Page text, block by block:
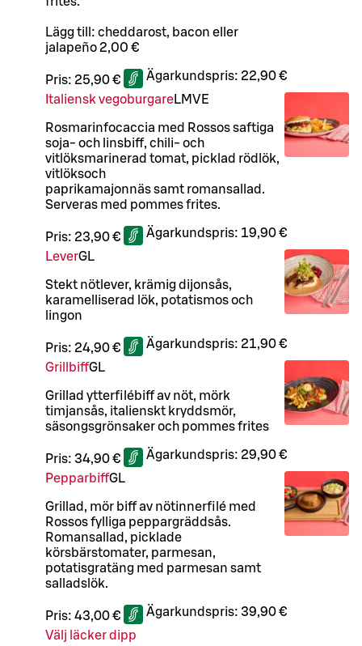
Lägg till: cheddarost, bacon eller
jalapeño 2,00 €
Pris: 25,90 € Ägarkundspris: 22,90 €
Italiensk vegoburgareLMVE
Rosmarinfocaccia med Rossos saftiga
soja- och linsbiff, chili- och
vitlöksmarinerad tomat, picklad rödlök,
vitlöksoch
paprikamajonnäs samt romansallad.
Serveras med pommes frites.
Pris: 23,90 € Ägarkundspris: 19,90 €
LeverGL
Stekt nötlever, krämig dijonsås,
karamelliserad lök, potatismos och
lingon
Pris: 24,90 € Ägarkundspris: 21,90 €
GrillbiffGL
Grillad ytterfilébiff av nöt, mörk
timjansås, italienskt kryddsmör,
säsongsgrönsaker och pommes frites
Pris: 34,90 € Ägarkundspris: 29,90 €
PepparbiffGL
Grillad, mör biff av nötinnerfilé med
Rossos fylliga peppargräddsås.
Romansallad, picklade
körsbärstomater, parmesan,
potatisgratäng med parmesan samt
salladslök.
Pris: 43,00 € Ägarkundspris: 39,90 €
Välj läcker dipp